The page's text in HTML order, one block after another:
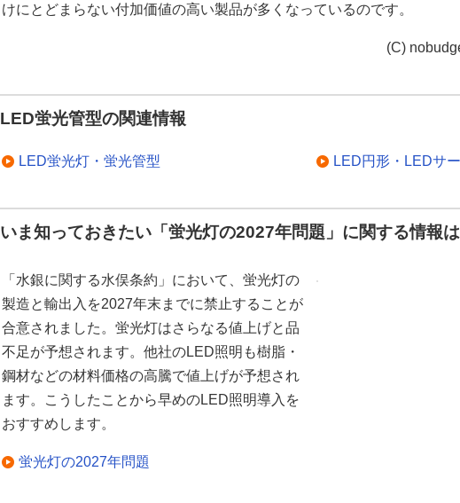
けにとどまらない付加価値の高い製品が多くなっているのです。
(C)
LED蛍光管型の関連情報
LED蛍光灯・蛍光管型 LED円形・LEDサ
いま知っておきたい「蛍光灯の2027年問題」に関する情報
「水銀に関する水俣条約」において、蛍光灯の
製造と輸出入を2027年末までに禁止することが
合意されました。蛍光灯はさらなる値上げと品
不足が予想されます。他社のLED照明も樹脂・
鋼材などの材料価格の高騰で値上げが予想され
ます。こうしたことから早めのLED照明導入を
おすすめします。
蛍光灯の2027年問題